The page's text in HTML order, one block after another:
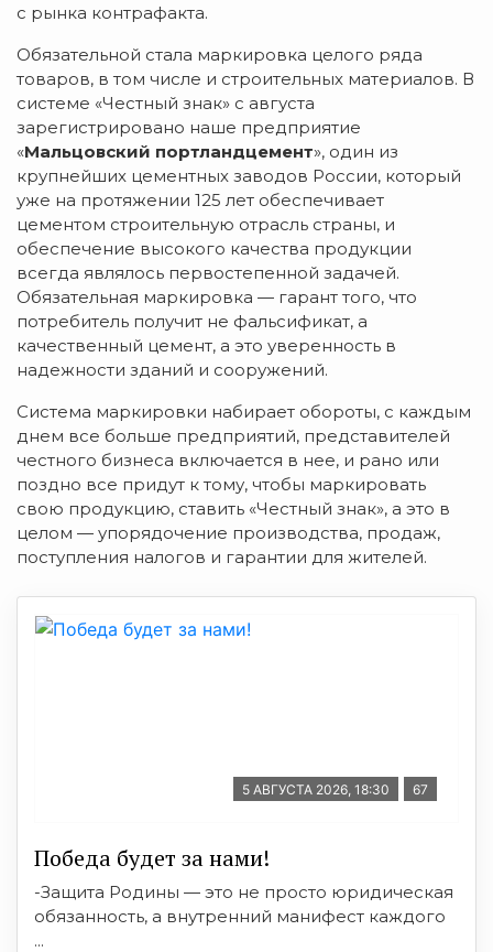
с рынка контрафакта.
Обязательной стала маркировка целого ряда
товаров, в том числе и строительных материалов. В
системе «Честный знак» с августа
зарегистрировано наше предприятие
«Мальцовский портландцемент», один из
крупнейших цементных заводов России, который
уже на протяжении 125 лет обеспечивает
цементом строительную отрасль страны, и
обеспечение высокого качества продукции
всегда являлось первостепенной задачей.
Обязательная маркировка — гарант того, что
потребитель получит не фальсификат, а
качественный цемент, а это уверенность в
надежности зданий и сооружений.
Система маркировки набирает обороты, с каждым
днем все больше предприятий, представителей
честного бизнеса включается в нее, и рано или
поздно все придут к тому, чтобы маркировать
свою продукцию, ставить «Честный знак», а это в
целом — упорядочение производства, продаж,
поступления налогов и гарантии для жителей.
5 АВГУСТА 2026, 18:30 67
Победа будет за нами!
-Защита Родины — это не просто юридическая
обязанность, а внутренний манифест каждого
...